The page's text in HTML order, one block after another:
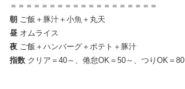
＝＝＝＝＝＝＝＝＝＝＝＝＝＝＝＝＝＝＝
朝 ご飯＋豚汁＋小魚＋丸天
昼 オムライス
夜 ご飯＋ハンバーグ＋ポテト＋豚汁
指数 クリア＝40～、倦怠OK＝50～、つりOK＝80